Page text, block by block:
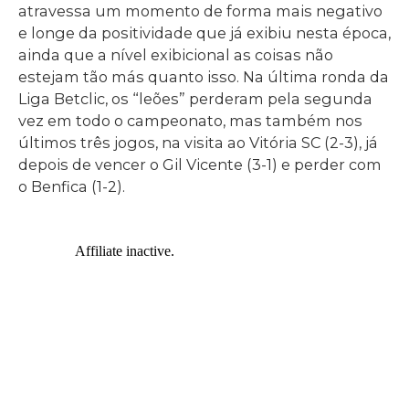
atravessa um momento de forma mais negativo
e longe da positividade que já exibiu nesta época,
ainda que a nível exibicional as coisas não
estejam tão más quanto isso. Na última ronda da
Liga Betclic, os “leões” perderam pela segunda
vez em todo o campeonato, mas também nos
últimos três jogos, na visita ao Vitória SC (2-3), já
depois de vencer o Gil Vicente (3-1) e perder com
o Benfica (1-2).